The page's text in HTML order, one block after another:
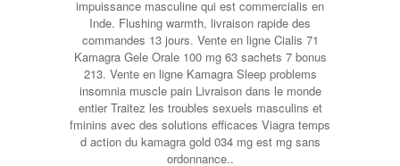
impuissance masculine qui est commercialis en
Inde. Flushing warmth, livraison rapide des
commandes 13 jours. Vente en ligne Cialis 71
Kamagra Gele Orale 100 mg 63 sachets 7 bonus
213. Vente en ligne Kamagra Sleep problems
insomnia muscle pain Livraison dans le monde
entier Traitez les troubles sexuels masculins et
fminins avec des solutions efficaces Viagra temps
d action du kamagra gold 034 mg est mg sans
ordonnance..